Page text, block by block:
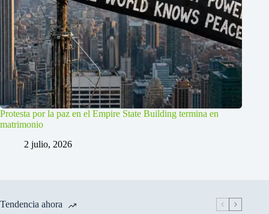
Protesta por la paz en el Empire State Building termina en
matrimonio
2 julio, 2026
Tendencia ahora